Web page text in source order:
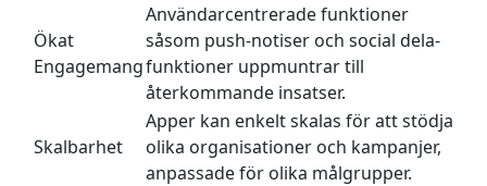
Ökat
Engagemang
Användarcentrerade funktioner
såsom push-notiser och social dela-
funktioner uppmuntrar till
återkommande insatser.
Skalbarhet
Apper kan enkelt skalas för att stödja
olika organisationer och kampanjer,
anpassade för olika målgrupper.